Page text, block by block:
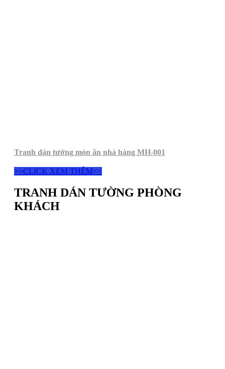
Tranh dán tường món ăn nhà hàng MH-001
>>CLICK XEM THÊM<<
TRANH DÁN TƯỜNG PHÒNG
KHÁCH